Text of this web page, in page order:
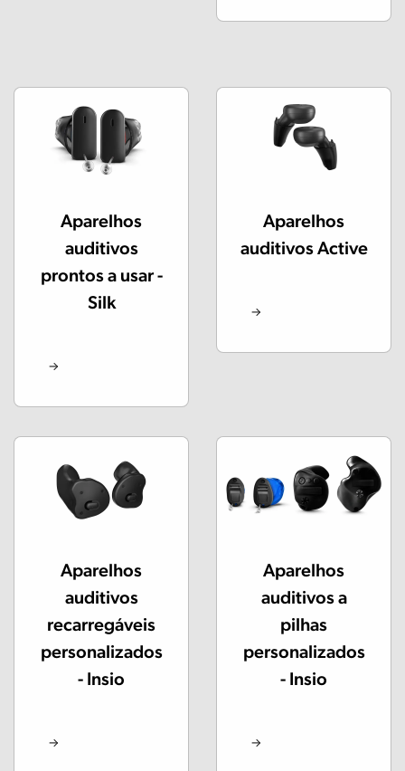
Aparelhos
auditivos
prontos a usar -
Silk
Aparelhos
auditivos Active
Aparelhos
auditivos
recarregáveis
personalizados
- Insio
Aparelhos
auditivos a
pilhas
personalizados
- Insio